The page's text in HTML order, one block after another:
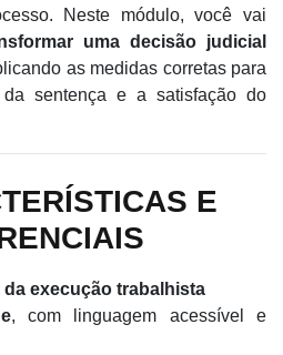
Neste módulo, você vai
uma decisão judicial
as medidas corretas para
da sentença e a satisfação do
E
da execução trabalhista
, com linguagem acessível e